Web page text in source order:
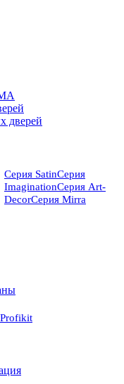
дверей
Серия SatinСерия
ImaginationСерия Art-
DeсorСерия Mirra
Profikit